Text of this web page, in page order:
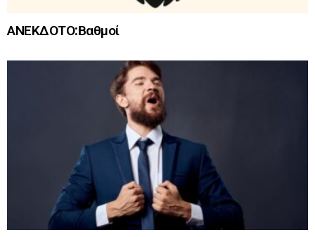
ΑΝΕΚΔΟΤΟ:Βαθμοί